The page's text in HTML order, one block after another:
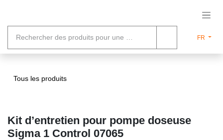
FR
Tous les produits
Kit d’entretien pour pompe doseuse
Sigma 1 Control 07065